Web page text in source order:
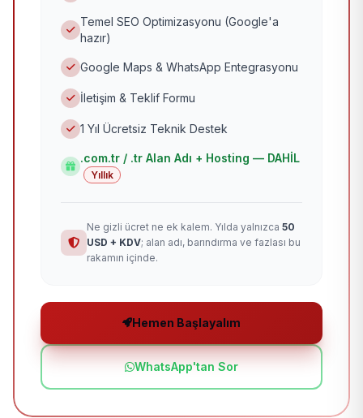
Temel SEO Optimizasyonu (Google'a
hazır)
Google Maps & WhatsApp Entegrasyonu
İletişim & Teklif Formu
1 Yıl Ücretsiz Teknik Destek
.com.tr / .tr Alan Adı + Hosting — DAHİL
Yıllık
Ne gizli ücret ne ek kalem. Yılda yalnızca 50
USD + KDV; alan adı, barındırma ve fazlası bu
rakamın içinde.
Hemen Başlayalım
WhatsApp'tan Sor